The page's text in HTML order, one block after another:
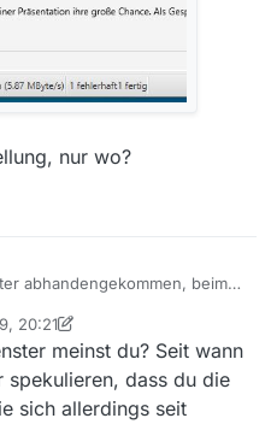
nur wo?
abhandengekommen, beim
20:21
meinst du? Seit wann
spekulieren, dass du die
sich allerdings seit